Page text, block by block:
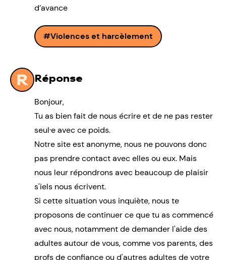
d’avance
Violences et harcèlement
Réponse
Bonjour,
Tu as bien fait de nous écrire et de ne pas rester
seul·e avec ce poids.
Notre site est anonyme, nous ne pouvons donc
pas prendre contact avec elles ou eux. Mais
nous leur répondrons avec beaucoup de plaisir
s'iels nous écrivent.
Si cette situation vous inquiète, nous te
proposons de continuer ce que tu as commencé
avec nous, notamment de demander l'aide des
adultes autour de vous, comme vos parents, des
profs de confiance ou d'autres adultes de votre